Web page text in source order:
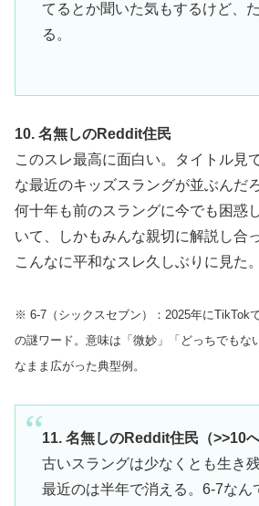
てるとか聞いた気もするけど、
る。
10. 名無しのReddit住民
このスレ最高に面白い。タイトル見
な最近のキッズスラングが並ぶんだ
何十年も前のスラングに今でも困惑
いて、しかもみんな親切に解説し合
こんなに平和なスレ久しぶりに見た。
※ 6-7（シックスセブン）：2025年にTikTok
の謎ワード。意味は「微妙」「どっちでもな
なまま広がった典型例。
11. 名無しのReddit住民（>>10へ
古いスラングは少なくとも生き
最近のは半年で消える。6-7なん